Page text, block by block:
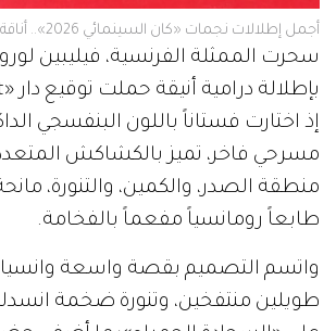
أجمل إطلالات نجمات «كان السينمائي 2026».. أناقة لافتة ولمسات درامية
سحرت الممثلة الفرنسية، فيليبين لوروا
إذ اختارت فستاناً باللون البنفسجي
مسرحي فاخر، تميز بالكشاكش
منطقة الصدر، والكمين، والتنورة،
طابعاً رومانسياً مفعماً بالفخامة.
واتسم التصميم بقصة واسعة
طويلين منتفخين، وتنورة ضخمة